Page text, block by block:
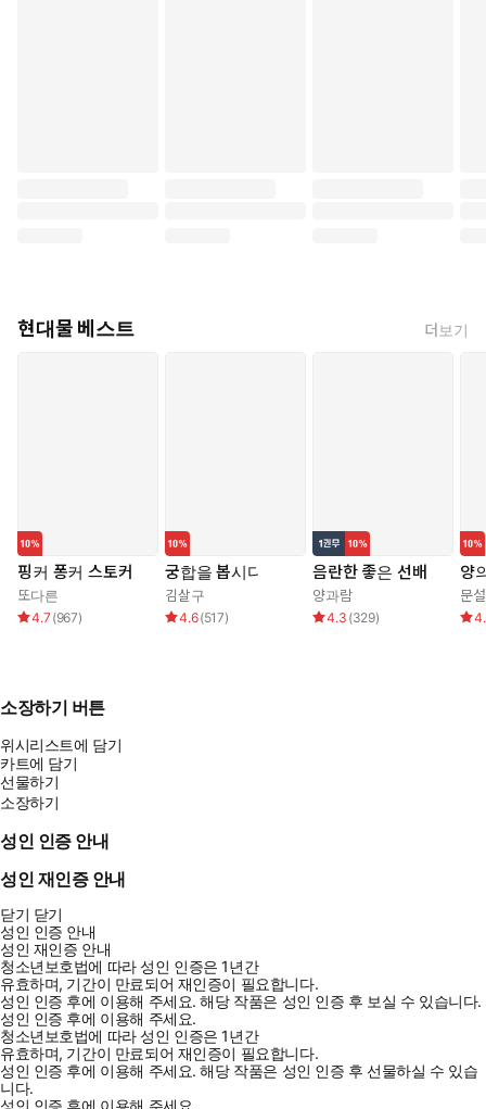
현대물 베스트 더보기
핑커 퐁커 스토커
또다른
4.7 (967)
궁합을 봅시다
김살구
4.6(517)
음란한 좋은 선배
양과람
4.3 (329)
양
문
소장하기 버튼
위시리스트에 담기
카트에 담기
선물하기
소장하기
성인 인증 안내
성인 재인증 안내
닫기 닫기
성인 인증 안내
성인 재인증 안내
청소년보호법에 따라 성인 인증은 1년간
유효하며, 기간이 만료되어 재인증이 필요합니다.
성인 인증 후에 이용해 주세요.해당 작품은 성인 인증 후 보실 수 있습니다.
성인 인증 후에 이용해 주세요.
청소년보호법에 따라 성인 인증은 1년간
유효하며, 기간이 만료되어 재인증이 필요합니다.
성인 인증 후에 이용해 주세요.해당 작품은 성인 인증 후 선물하실 수 있습
니다.
성인 인증 후에 이용해 주세요.